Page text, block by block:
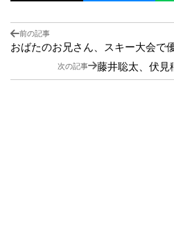
前の記事
おばたのお兄さん、スキー大会で
次の記事 藤井聡太、伏見